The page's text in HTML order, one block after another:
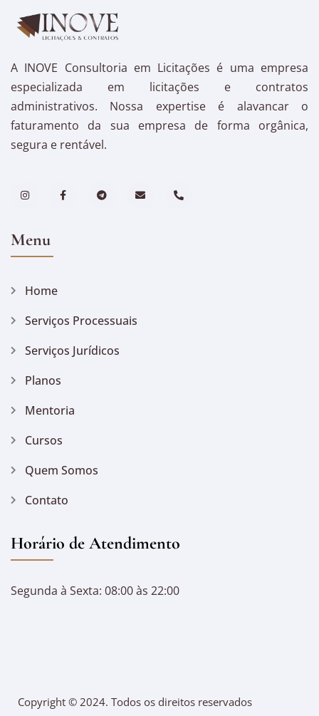
A INOVE Consultoria em Licitações é uma empresa
especializada em licitações e contratos
administrativos. Nossa expertise é alavancar o
faturamento da sua empresa de forma orgânica,
segura e rentável.
Menu
Home
Serviços Processuais
Serviços Jurídicos
Planos
Mentoria
Cursos
Quem Somos
Contato
Horário de Atendimento
Segunda à Sexta: 08:00 às 22:00
Copyright © 2024. Todos os direitos reservados